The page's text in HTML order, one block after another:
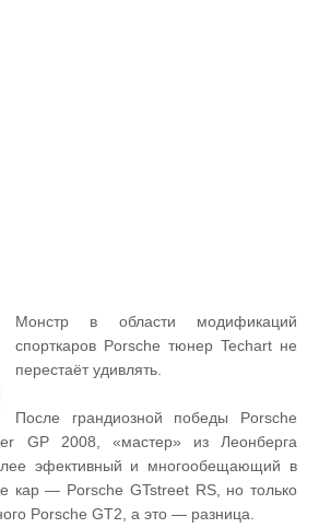
Монстр в области модификаций
спорткаров Porsche тюнер Techart не
перестаёт удивлять.
После грандиозной победы Porsche
GP 2008, «мастер» из Леонберга
эфективный и многообещающий в
кар — Porsche GTstreet RS, но только
Porsche GT2, а это — разница.